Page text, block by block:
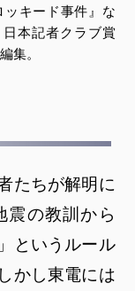
ッキード事件』な
本記者クラブ賞
集。
たちが解明に
震の教訓から
というルール
かし東電には